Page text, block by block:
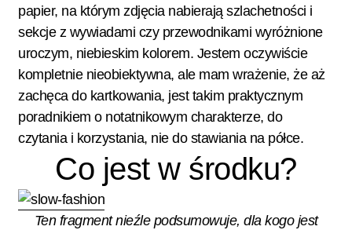
papier, na którym zdjęcia nabierają szlachetności i
sekcje z wywiadami czy przewodnikami wyróżnione
uroczym, niebieskim kolorem. Jestem oczywiście
kompletnie nieobiektywna, ale mam wrażenie, że aż
zachęca do kartkowania, jest takim praktycznym
poradnikiem o notatnikowym charakterze, do
czytania i korzystania, nie do stawiania na półce.
Co jest w środku?
Ten fragment nieźle podsumowuje, dla kogo jest